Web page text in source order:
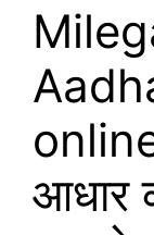
आधार